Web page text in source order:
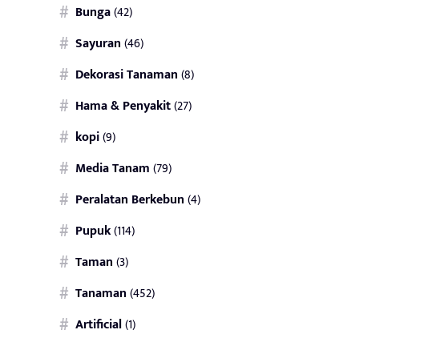
Bunga(42)
Sayuran(46)
Dekorasi Tanaman(8)
Hama & Penyakit(27)
kopi(9)
Media Tanam(79)
Peralatan Berkebun(4)
Pupuk(114)
Taman(3)
Tanaman(452)
Artificial(1)